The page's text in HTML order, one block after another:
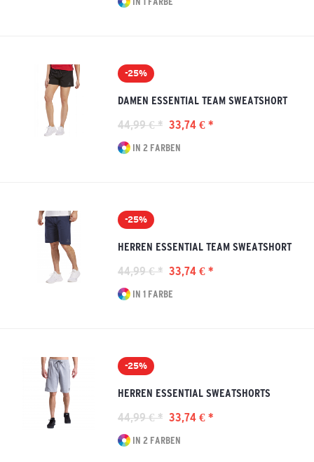
-25%
DAMEN ESSENTIAL TEAM SWEATSHORT
44,99 € * 33,74 € *
IN 2 FARBEN
-25%
HERREN ESSENTIAL TEAM SWEATSHORT
44,99 € * 33,74 € *
IN 1 FARBE
-25%
HERREN ESSENTIAL SWEATSHORTS
44,99 € * 33,74 € *
IN 2 FARBEN